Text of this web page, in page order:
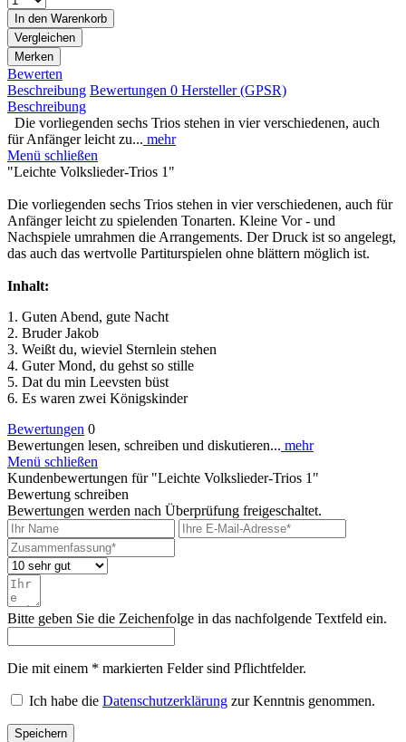
In den Warenkorb
Vergleichen
Merken
Bewerten
Beschreibung Bewertungen 0 Hersteller (GPSR)
Beschreibung
Die vorliegenden sechs Trios stehen in vier verschiedenen, auch
für Anfänger leicht zu... mehr
Menü schließen
"Leichte Volkslieder-Trios 1"
Die vorliegenden sechs Trios stehen in vier verschiedenen, auch für
Anfänger leicht zu spielenden Tonarten. Kleine Vor - und
Nachspiele umrahmen die Arrangements. Der Druck ist so angelegt,
das auch das wertvolle Partiturspielen ohne blättern möglich ist.
Inhalt:
1. Guten Abend, gute Nacht
2. Bruder Jakob
3. Weißt du, wieviel Sternlein stehen
4. Guter Mond, du gehst so stille
5. Dat du min Leevsten büst
6. Es waren zwei Königskinder
Bewertungen 0
Bewertungen lesen, schreiben und diskutieren... mehr
Menü schließen
Kundenbewertungen für "Leichte Volkslieder-Trios 1"
Bewertung schreiben
Bewertungen werden nach Überprüfung freigeschaltet.
Bitte geben Sie die Zeichenfolge in das nachfolgende Textfeld ein.
Die mit einem * markierten Felder sind Pflichtfelder.
Ich habe die Datenschutzerklärung zur Kenntnis genommen.
Speichern